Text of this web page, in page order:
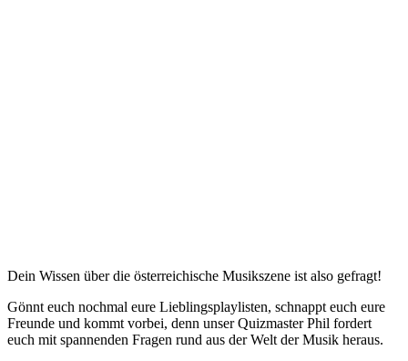
Dein Wissen über die österreichische Musikszene ist also gefragt!
Gönnt euch nochmal eure Lieblingsplaylisten, schnappt euch eure
Freunde und kommt vorbei, denn unser Quizmaster Phil fordert
euch mit spannenden Fragen rund aus der Welt der Musik heraus.